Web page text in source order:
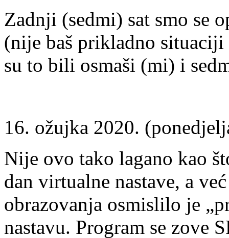
Zadnji (sedmi) sat smo se
(nije baš prikladno
su to bili osmaši (mi) i
16. ožujka 2020.
Nije ovo tako lagano kao
dan virtualne nastave, a
obrazovanja osmislilo je
nastavu. Program se zove